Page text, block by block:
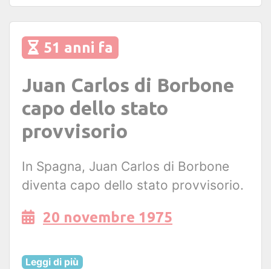
51 anni fa
Juan Carlos di Borbone
capo dello stato
provvisorio
In Spagna, Juan Carlos di Borbone
diventa capo dello stato provvisorio.
20 novembre 1975
Leggi di più